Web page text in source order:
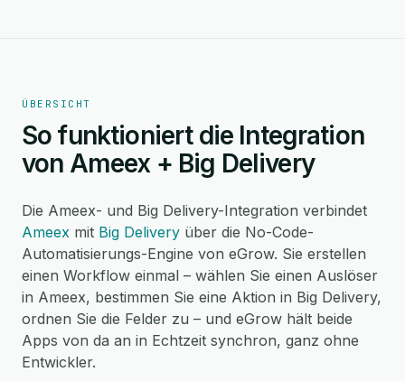
ÜBERSICHT
So funktioniert die Integration
von Ameex + Big Delivery
Die Ameex- und Big Delivery-Integration verbindet
Ameex mit Big Delivery über die No-Code-
Automatisierungs-Engine von eGrow. Sie erstellen
einen Workflow einmal – wählen Sie einen Auslöser
in Ameex, bestimmen Sie eine Aktion in Big Delivery,
ordnen Sie die Felder zu – und eGrow hält beide
Apps von da an in Echtzeit synchron, ganz ohne
Entwickler.